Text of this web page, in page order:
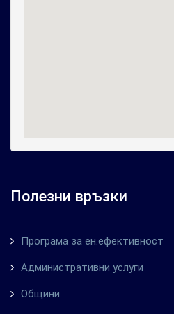
Полезни връзки
Програма за ен.ефективност
Административни услуги
Общини